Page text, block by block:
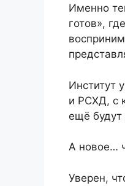
Именно
готов»,
Институт
и РСХД, с
ещё
А новое…
Уверен,